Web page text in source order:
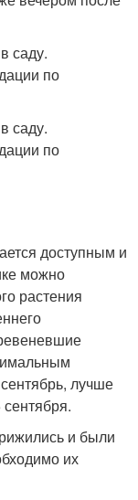
доступным и
можно
растения
лучше
и были
их